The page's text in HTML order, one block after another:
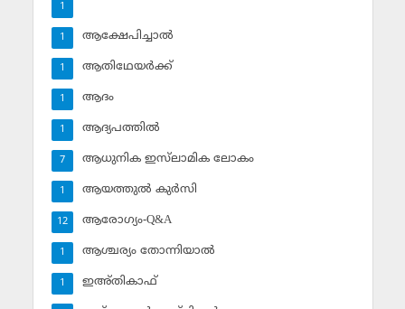
1
ആക്ഷേപിച്ചാല്‍
1
ആതിഥേയര്‍ക്ക്
1
ആദം
1
ആദ്യപത്തില്‍
1
ആധുനിക ഇസ്‌ലാമിക ലോകം
7
ആയത്തുല്‍ കുര്‍സി
1
ആരോഗ്യം-Q&A
12
ആശ്ചര്യം തോന്നിയാല്‍
1
ഇഅ്തികാഫ്‌
1